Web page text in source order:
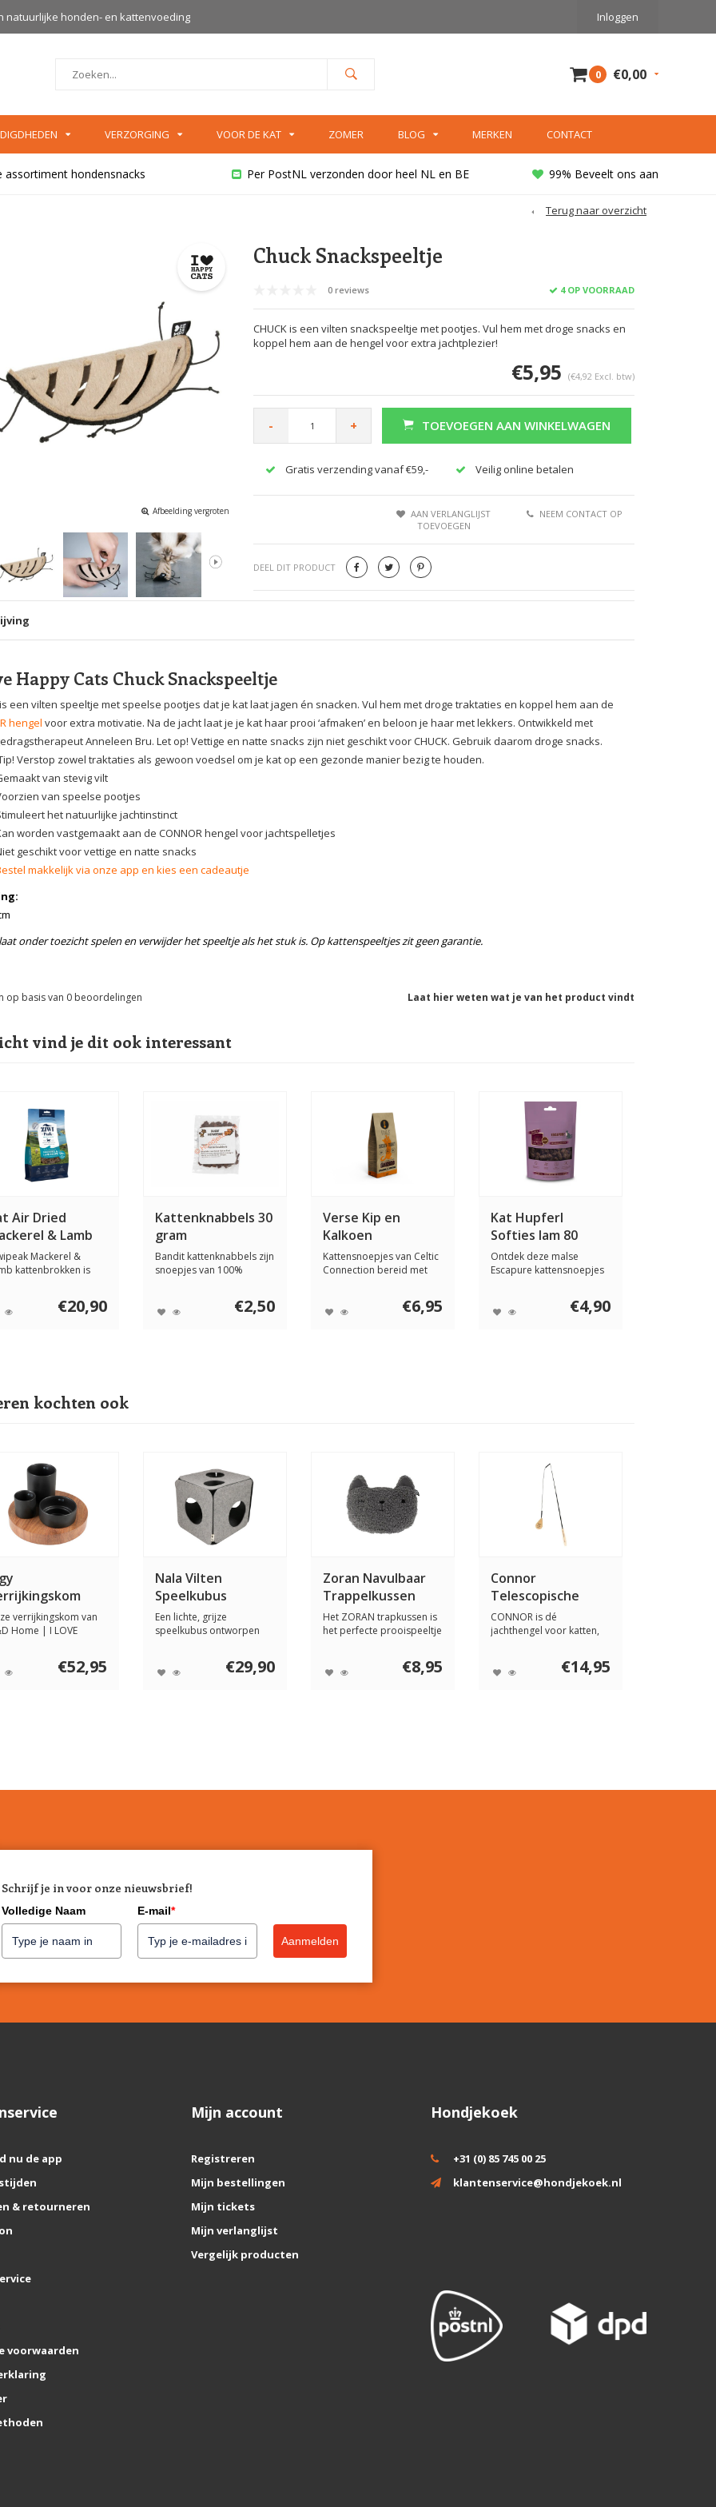
natuurlijke honden- en kattenvoeding Inloggen
0 €0,00
VERZORGING VOOR DE KAT ZOMER BLOG MERKEN CONTACT
assortiment hondensnacks Per PostNL verzonden door heel NL en BE 99% Beveelt ons aan
Terug naar overzicht
Afbeelding vergroten Afbeelding vergroten
Chuck Snackspeeltje
0 reviews 4 OP VOORRAAD
CHUCK is een vilten snackspeeltje met pootjes. Vul hem met droge snacks en
koppel hem aan de hengel voor extra jachtplezier!
€5,95 (€4,92 Excl. btw)
- + TOEVOEGEN AAN WINKELWAGEN
Gratis verzending vanaf €59,- Veilig online betalen
AAN VERLANGLIJST
TOEVOEGEN
NEEM CONTACT OP
DEEL DIT PRODUCT
Happy Cats Chuck Snackspeeltje
is een vilten speeltje met speelse pootjes dat je kat laat jagen én snacken. Vul hem met droge traktaties en koppel hem aan de
hengel voor extra motivatie. Na de jacht laat je je kat haar prooi ‘afmaken’ en beloon je haar met lekkers. Ontwikkeld met
Anneleen Bru. Let op! Vettige en natte snacks zijn niet geschikt voor CHUCK. Gebruik daarom droge snacks.
Verstop zowel traktaties als gewoon voedsel om je kat op een gezonde manier bezig te houden.
van stevig vilt
van speelse pootjes
het natuurlijke jachtinstinct
worden vastgemaakt aan de CONNOR hengel voor jachtspelletjes
geschikt voor vettige en natte snacks
makkelijk via onze app en kies een cadeautje
onder toezicht spelen en verwijder het speeltje als het stuk is. Op kattenspeeltjes zit geen garantie.
Laat hier weten wat je van het product vindt
op basis van 0 beoordelingen
vind je dit ook interessant
Air Dried
& Lamb
gramMackerel &
kattenbrokken is
€20,90
Kattenknabbels 30
gram
Bandit kattenknabbels zijn
snoepjes van 100%
€2,50
Verse Kip en
Kalkoen
kattensnoepjes
250 gram
Kattensnoepjes van Celtic
Connection bereid met
€6,95
Kat Hupferl
Softies lam 80
gram
Ontdek deze malse
Escapure kattensnoepjes
€4,90
kochten ook
3 niveaus
verrijkingskom van
Home | I LOVE
€52,95
Nala Vilten
Speelkubus
Een lichte, grijze
speelkubus ontworpen
€29,90
Zoran Navulbaar
Trappelkussen
Het ZORAN trapkussen is
het perfecte prooispeeltje
€8,95
Connor
Telescopische
Vlieghengel
CONNOR is dé
jachthengel voor katten,
€14,95
Schrijf je in voor onze nieuwsbrief!
Volledige Naam E-mail*
Aanmelden
nu de app
& retourneren
voorwaarden
Mijn account
Registreren
Mijn bestellingen
Mijn tickets
Mijn verlanglijst
Vergelijk producten
Hondjekoek
+31 (0) 85 745 00 25
klantenservice@hondjekoek.nl